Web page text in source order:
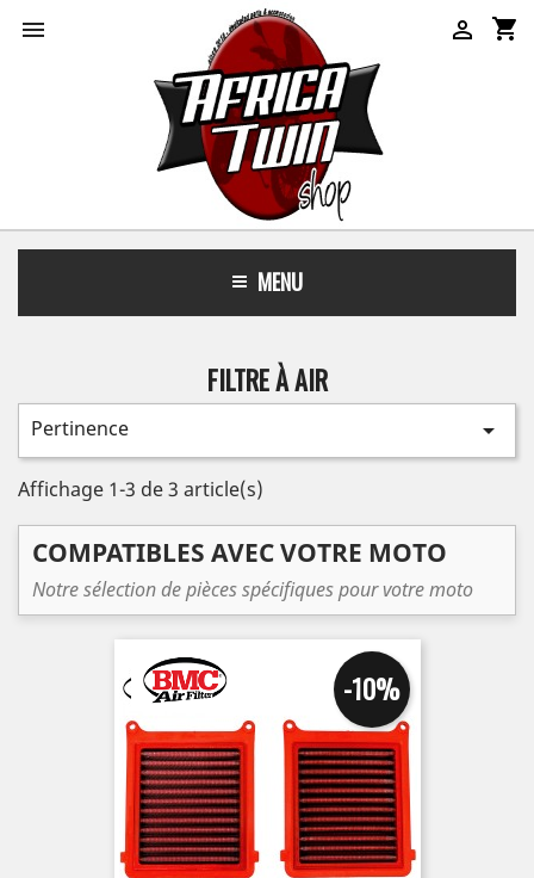
 shopping_cart

MENU
FILTRE À AIR
Pertinence 
Affichage 1-3 de 3 article(s)
COMPATIBLES AVEC VOTRE MOTO
Notre sélection de pièces spécifiques pour votre moto
-10%